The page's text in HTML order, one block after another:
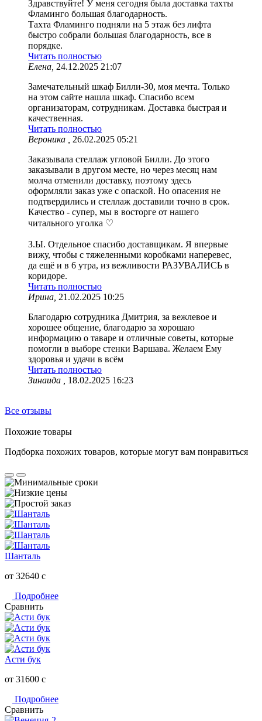
Здравствуйте! У меня сегодня была доставка тахты
Фламинго большая благодарность.
Тахта Фламинго подняли на 5 этаж без лифта
быстро собрали большая благодарность, все в
порядке.
Читать полностью
Елена, 24.12.2025 21:07
Замечательный шкаф Билли-30, моя мечта. Только
на этом сайте нашла шкаф. Спасибо всем
организаторам, сотрудникам. Доставка быстрая и
качественная.
Читать полностью
Вероника ,
26.02.2025 05:21
Заказывала стеллаж угловой Билли. До этого
заказывали в другом месте, но через месяц нам
молча отменили доставку, поэтому здесь
оформляли заказ уже с опаской. Но опасения не
подтвердились и стеллаж доставили точно в срок.
Качество - супер, мы в восторге от нашего
читального уголка ♡
З.Ы. Отдельное спасибо доставщикам. Я впервые
вижу, чтобы с тяжеленными коробками наперевес,
да ещё и в 6 утра, из вежливости РАЗУВАЛИСЬ в
коридоре.
Читать полностью
Ирина, 21.02.2025 10:25
Благодарю сотрудника Дмитрия, за вежлевое и
хорошее общение, благодарю за хорошаю
информацию о таваре и отличные советы, которые
помогли в выборе стенки Варшава. Желаем Ему
здоровья и удачи в всём
Читать полностью
Зинаида ,
18.02.2025 16:23
Все отзывы
Похожие товары
Подборка похожих товаров, которые могут вам понравиться
Шанталь
от 32640 c
Подробнее
Сравнить
Асти бук
от 31600 c
Подробнее
Сравнить